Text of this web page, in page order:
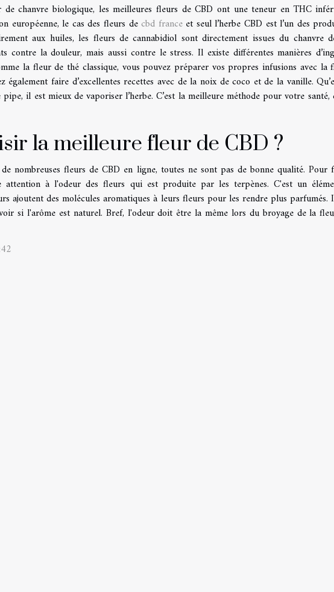
chanvre biologique, les meilleures fleurs de CBD ont une teneur en THC
européenne, le cas des fleurs decbd franceet seul l’herbe CBD est l’un des
aux huiles, les fleurs de cannabidiol sont directement issues du chanvre
contre la douleur, mais aussi contre le stress. Il existe différentes manières
la fleur de thé classique, vous pouvez préparer vos propres infusions avec la
également faire d’excellentes recettes avec de la noix de coco et de la vanille.
il est mieux de vaporiser l’herbe. C’est la meilleure méthode pour votre
la meilleure fleur de CBD ?
nombreuses fleurs de CBD en ligne, toutes ne sont pas de bonne qualité. Pour
attention à l'odeur des fleurs qui est produite par les terpènes. C'est un
ajoutent des molécules aromatiques à leurs fleurs pour les rendre plus parfumés.
si l'arôme est naturel. Bref, l'odeur doit être la même lors du broyage de la